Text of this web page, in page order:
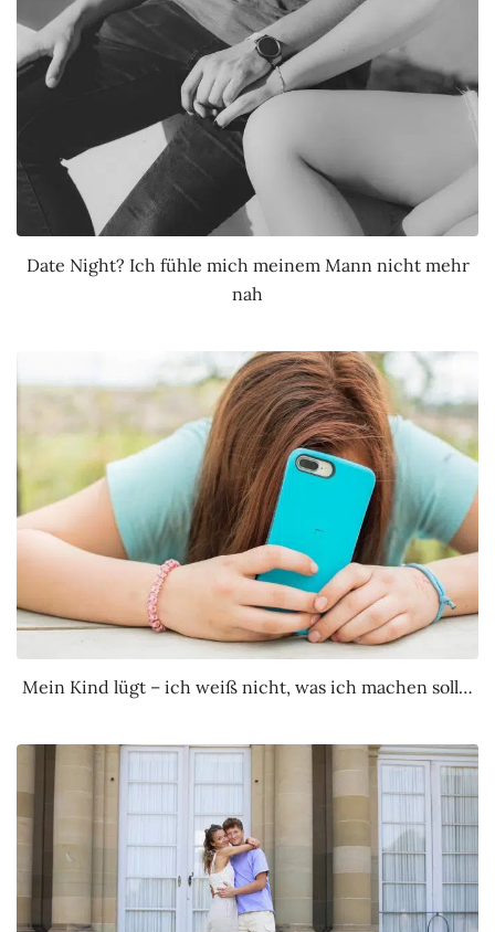
Date Night? Ich fühle mich meinem Mann nicht mehr
nah
Mein Kind lügt – ich weiß nicht, was ich machen soll…